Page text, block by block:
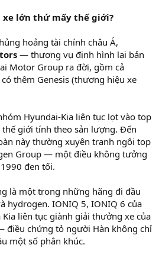
xe lớn thứ mấy thế giới?
hoảng tài chính châu Á,
— thương vụ định hình lại bản
Motor Group ra đời, gồm cả
thêm Genesis (thương hiệu xe
Hyundai-Kia liên tục lọt vào top
thế giới tính theo sản lượng. Đến
này thường xuyên tranh ngôi top
Group — một điều không tưởng
đen tối.
là một trong những hãng đi đầu
hydrogen. IONIQ 5, IONIQ 6 của
Kia liên tục giành giải thưởng xe của
điều chứng tỏ người Hàn không chỉ
một số phân khúc.